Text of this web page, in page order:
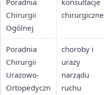
Poradnia
Chirurgii
Ogólnej
konsultacje
chirurgiczne
Poradnia
Chirurgii
Urazowo-
Ortopedyczn
choroby i
urazy
narządu
ruchu